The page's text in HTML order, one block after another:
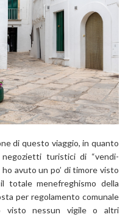
di questo viaggio, in quanto
turistici di “vendi-
avuto un po’ di timore visto
totale menefreghismo della
per regolamento comunale
visto nessun vigile o altri